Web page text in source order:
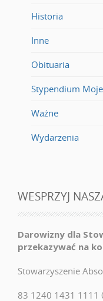
Historia
Inne
Obituaria
Stypendium
Ważne
Wydarzenia
WESPRZYJ
Darowizny dla
przekazywać na
Stowarzyszenie
83 1240 1431 1111